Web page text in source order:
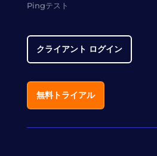
Pingテスト
クライアント ログイン
無料トライアル